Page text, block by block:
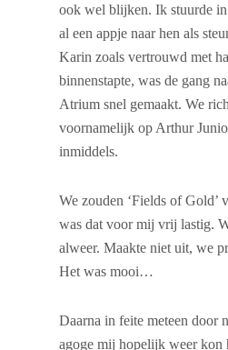
ook wel blijken. Ik stuurde
al een appje naar hen als
Karin zoals vertrouwd met
binnenstapte, was de gang
Atrium snel gemaakt. We
voornamelijk op Arthur
inmiddels.
We zouden ‘Fields of Gold’
was dat voor mij vrij lastig.
alweer. Maakte niet uit, we
Het was mooi…
Daarna in feite meteen door
agoge mij hopelijk weer kon